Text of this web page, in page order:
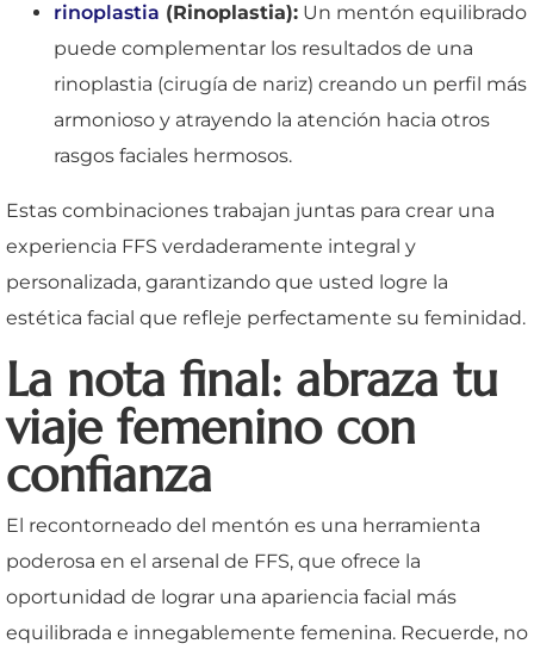
rinoplastia (Rinoplastia): Un mentón equilibrado
puede complementar los resultados de una
rinoplastia (cirugía de nariz) creando un perfil más
armonioso y atrayendo la atención hacia otros
rasgos faciales hermosos.
Estas combinaciones trabajan juntas para crear una
experiencia FFS verdaderamente integral y
personalizada, garantizando que usted logre la
estética facial que refleje perfectamente su feminidad.
La nota final: abraza tu
viaje femenino con
confianza
El recontorneado del mentón es una herramienta
poderosa en el arsenal de FFS, que ofrece la
oportunidad de lograr una apariencia facial más
equilibrada e innegablemente femenina. Recuerde, no